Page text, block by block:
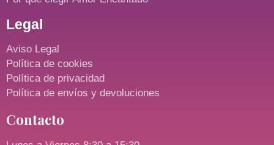
Legal
Aviso Legal
Política de cookies
Política de privacidad
Política de envíos y devoluciones
Contacto